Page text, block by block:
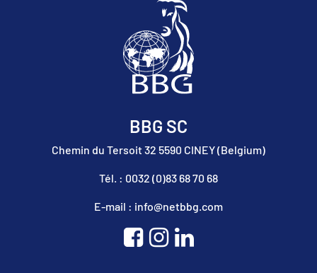
BBG SC
Chemin du Tersoit 32 5590 CINEY (Belgium)
Tél. : 0032 (0)83 68 70 68
E-mail : info@netbbg.com